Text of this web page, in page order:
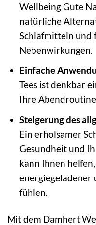
Wellbeing Gute
natürliche
Schlafmitteln und
Nebenwirkungen.
Einfache
Tees ist denkbar
Ihre
Steigerung des
Ein erholsamer
Gesundheit und
kann Ihnen
energiegeladener
fühlen.
Mit dem Damhert